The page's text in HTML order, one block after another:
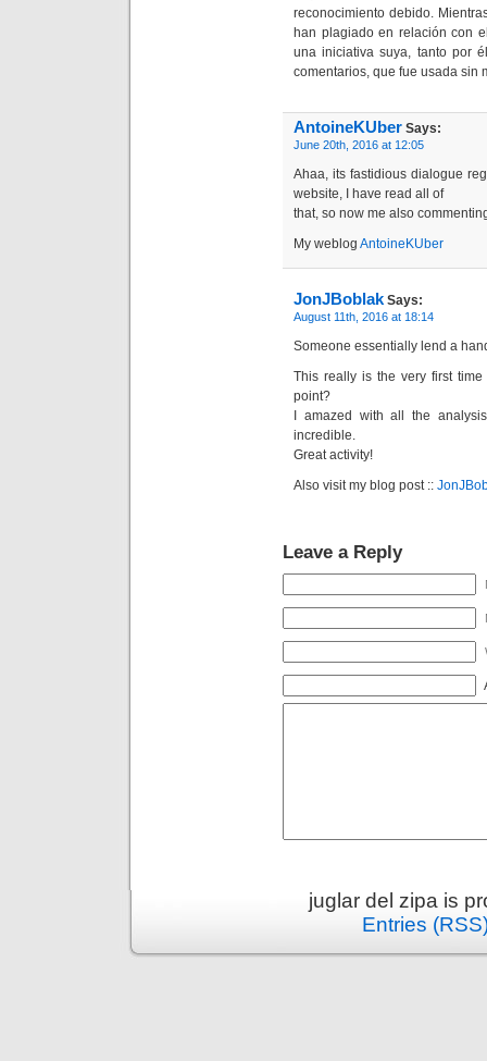
reconocimiento debido.
han plagiado en relación con
una iniciativa suya, tanto por
comentarios, que fue usada sin
AntoineKUber Says:
June 20th, 2016 at 12:05
Ahaa, its fastidious dialogue
website, I have read all of
that, so now me also
My weblog AntoineKUber
JonJBoblakSays:
August 11th, 2016 at 18:14
Someone essentially lend a
This really is the very first
point?
I amazed with all the
incredible.
Great activity!
Also visit my blog post ::
Leave a Reply
juglar del zipa is
Entries